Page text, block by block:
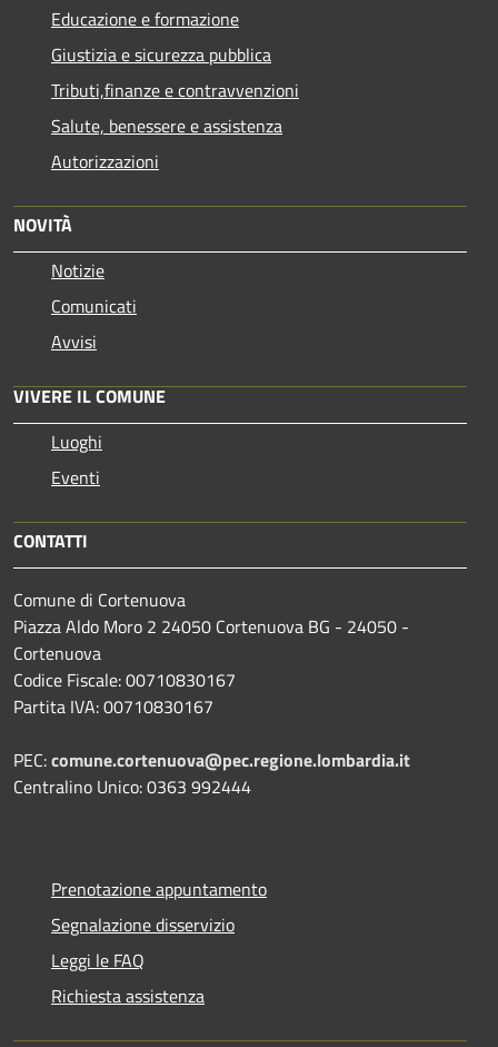
Educazione e formazione
Giustizia e sicurezza pubblica
Tributi,finanze e contravvenzioni
Salute, benessere e assistenza
Autorizzazioni
NOVITÀ
Notizie
Comunicati
Avvisi
VIVERE IL COMUNE
Luoghi
Eventi
CONTATTI
Comune di Cortenuova
Piazza Aldo Moro 2 24050 Cortenuova BG - 24050 -
Cortenuova
Codice Fiscale: 00710830167
Partita IVA: 00710830167
PEC:comune.cortenuova@pec.regione.lombardia.it
Centralino Unico: 0363 992444
Prenotazione appuntamento
Segnalazione disservizio
Leggi le FAQ
Richiesta assistenza